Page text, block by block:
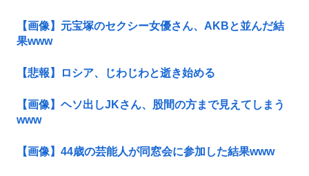
【画像】元宝塚のセクシー女優さん、AKBと並んだ結
果www
【悲報】ロシア、じわじわと逝き始める
【画像】ヘソ出しJKさん、股間の方まで見えてしまう
www
【画像】44歳の芸能人が同窓会に参加した結果www